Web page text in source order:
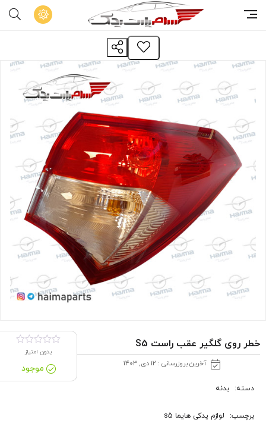
خطر روی گلگیر عقب راست S5
آخرین بروزرسانی : 12 دی, 1403
بدون امتیاز
موجود
دسته: بدنه
برچسب: لوازم یدکی هایما s5